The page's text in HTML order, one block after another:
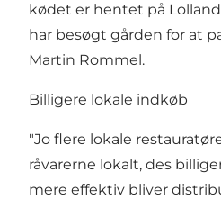
kødet er hentet på
har besøgt gården for at
Martin Rommel.
Billigere lokale indkøb
"Jo flere lokale
råvarerne lokalt, des
mere effektiv bliver